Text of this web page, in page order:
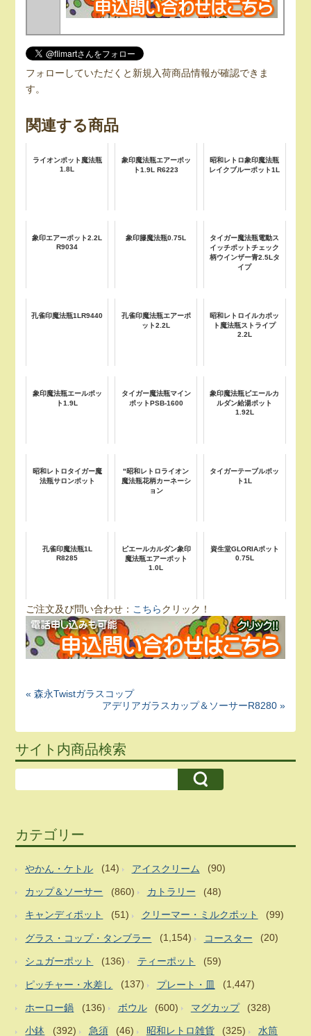
フォローしていただくと新規入荷商品情報が確認できま
す。
関連する商品
ライオンポット魔法瓶
1.8L
象印魔法瓶エアーポッ
ト1.9L R6223
昭和レトロ象印魔法瓶
レイクブルーポット1L
象印エアーポット2.2L
R9034
象印籐魔法瓶0.75L
タイガー魔法瓶電動ス
イッチポットチェック
柄ウインザー青2.5Lタ
イプ
孔雀印魔法瓶1LR9440
孔雀印魔法瓶エアーポ
ット2.2L
昭和レトロイルカポッ
ト魔法瓶ストライプ
2.2L
象印魔法瓶エールポッ
ト1.9L
タイガー魔法瓶マイン
ポットPSB-1600
象印魔法瓶ピエールカ
ルダン給湯ポット
1.92L
昭和レトロタイガー魔
法瓶サロンポット
"昭和レトロライオン
魔法瓶花柄カーネーシ
ョン
タイガーテーブルポッ
ト1L
孔雀印魔法瓶1L
R8285
ピエールカルダン象印
魔法瓶エアーポット
1.0L
資生堂GLORIAポット
0.75L
ご注文及び問い合わせ： こちらクリック！
« 森永Twistガラスコップ
アデリアガラスカップ＆ソーサーR8280 »
サイト内商品検索
カテゴリー
やかん・ケトル (14) アイスクリーム (90)
カップ＆ソーサー (860) カトラリー (48)
キャンディポット (51) クリーマー・ミルクポット (99)
グラス・コップ・タンブラー (1,154) コースター (20)
シュガーポット (136) ティーポット (59)
ピッチャー・水差し (137) プレート・皿 (1,447)
ホーロー鍋 (136) ボウル (600) マグカップ (328)
小鉢 (392) 急須 (46) 昭和レトロ雑貨 (325) 水筒